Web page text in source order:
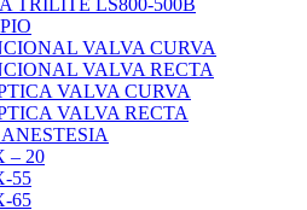
TRILITE LS800-500B
VALVA CURVA
VALVA RECTA
VALVA CURVA
VALVA RECTA
– 20
55
65